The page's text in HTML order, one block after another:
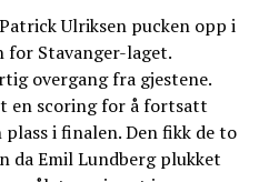
Ulriksen pucken opp i
for Stavanger-laget.
overgang fra gjestene.
en scoring for å fortsatt
i finalen. Den fikk de to
Emil Lundberg plukket